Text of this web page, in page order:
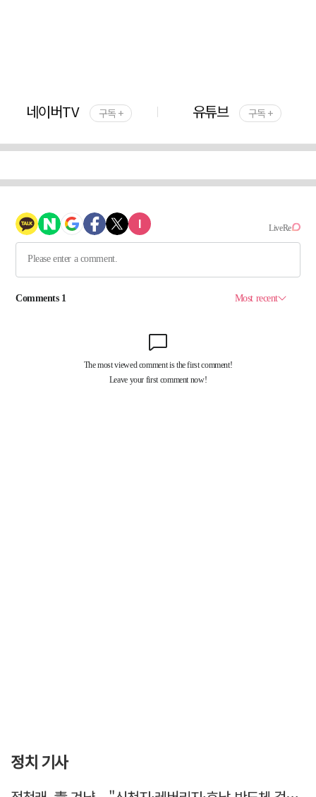
네이버TV 구독 + 유튜브 구독 +
정치 기사